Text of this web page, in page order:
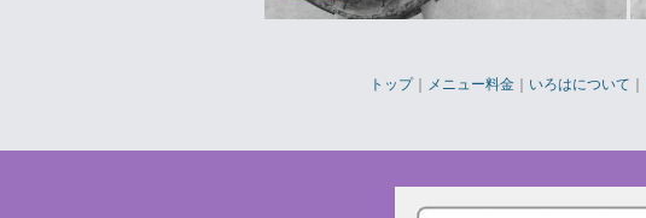
トップ｜ メニュー料金 ｜ いろはについて ｜